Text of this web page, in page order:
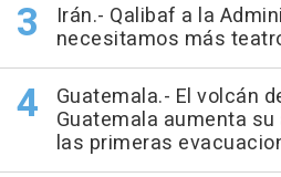
Irán.- Qalibaf a la
necesitamos más
Guatemala.- El volcán
Guatemala aumenta
las primeras